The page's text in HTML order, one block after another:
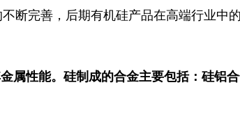
断完善，后期有机硅产品在高端行业中
性能。硅制成的合金主要包括：硅铝